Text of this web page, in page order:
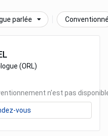
parlée
(ORL)
n'est pas
vous